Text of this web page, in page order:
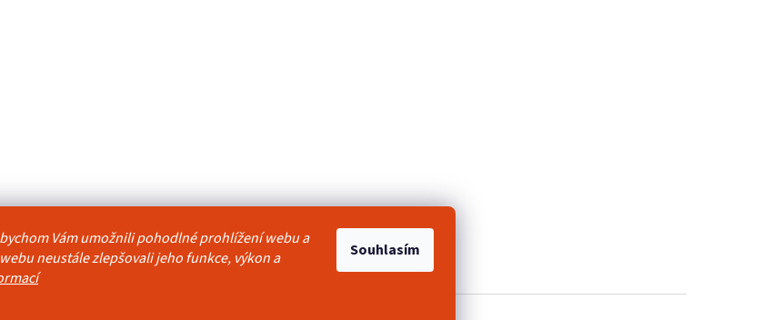
Vám umožnili pohodlné prohlížení webu a
neustále zlepšovali jeho funkce, výkon a
Souhlasím
řád Ochrana osobních údajů Kontakty Pravidla akce 2+1 zdarma